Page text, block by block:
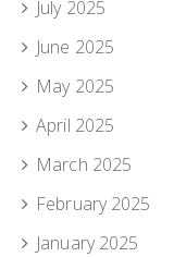
July 2025
June 2025
May 2025
April 2025
March 2025
February 2025
January 2025